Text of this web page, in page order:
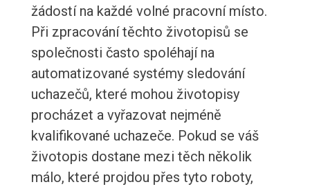
žádostí na každé volné pracovní místo.
Při zpracování těchto životopisů se
společnosti často spoléhají na
automatizované systémy sledování
uchazečů, které mohou životopisy
procházet a vyřazovat nejméně
kvalifikované uchazeče. Pokud se váš
životopis dostane mezi těch několik
málo, které projdou přes tyto roboty,